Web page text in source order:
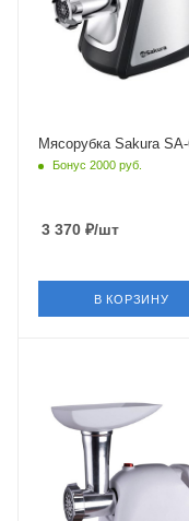
Мясорубка Sakura
Бонус 2000 руб.
3 370 ₽/шт
В КОРЗИНУ